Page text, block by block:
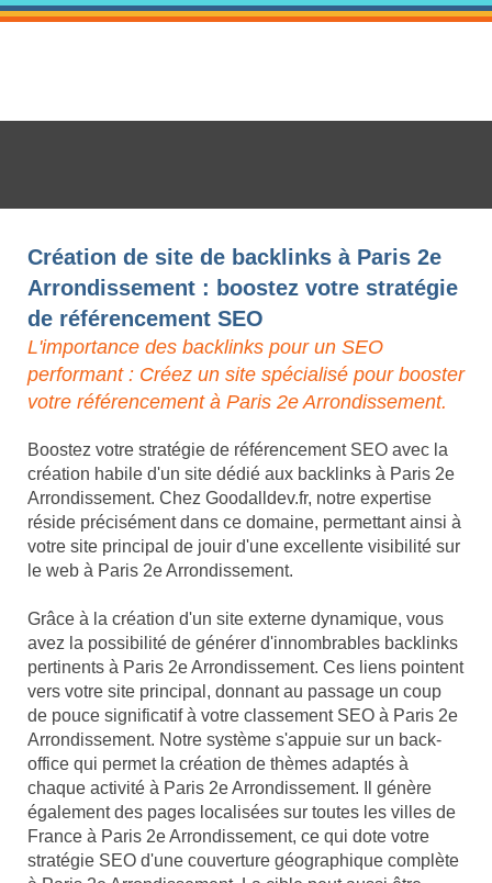
Création de site de backlinks à Paris 2e
Arrondissement : boostez votre stratégie
de référencement SEO
L'importance des backlinks pour un SEO
performant : Créez un site spécialisé pour booster
votre référencement à Paris 2e Arrondissement.
Boostez votre stratégie de référencement SEO avec la
création habile d'un site dédié aux backlinks à Paris 2e
Arrondissement. Chez Goodalldev.fr, notre expertise
réside précisément dans ce domaine, permettant ainsi à
votre site principal de jouir d'une excellente visibilité sur
le web à Paris 2e Arrondissement.
Grâce à la création d'un site externe dynamique, vous
avez la possibilité de générer d'innombrables backlinks
pertinents à Paris 2e Arrondissement. Ces liens pointent
vers votre site principal, donnant au passage un coup
de pouce significatif à votre classement SEO à Paris 2e
Arrondissement. Notre système s'appuie sur un back-
office qui permet la création de thèmes adaptés à
chaque activité à Paris 2e Arrondissement. Il génère
également des pages localisées sur toutes les villes de
France à Paris 2e Arrondissement, ce qui dote votre
stratégie SEO d'une couverture géographique complète